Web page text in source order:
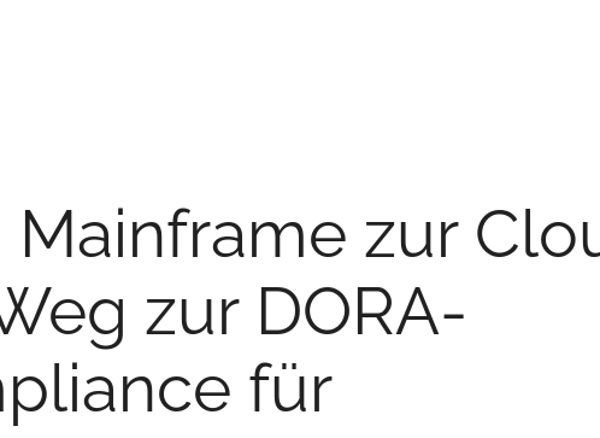
Mainframe zur
zur DORA-
für